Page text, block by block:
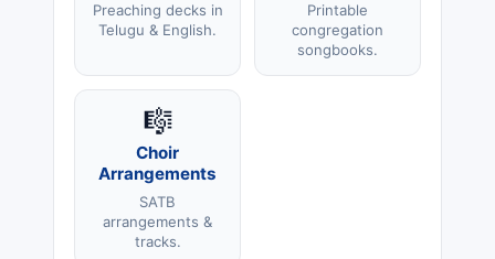
Preaching decks in
Telugu & English.
Printable
congregation
songbooks.
🎼
Choir
Arrangements
SATB
arrangements &
tracks.